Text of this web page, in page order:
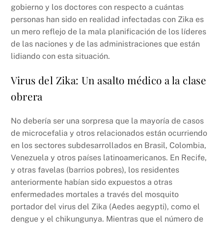
gobierno y los doctores con respecto a cuántas
personas han sido en realidad infectadas con Zika es
un mero reflejo de la mala planificación de los líderes
de las naciones y de las administraciones que están
lidiando con esta situación.
Virus del Zika: Un asalto médico a la clase
obrera
No debería ser una sorpresa que la mayoría de casos
de microcefalia y otros relacionados están ocurriendo
en los sectores subdesarrollados en Brasil, Colombia,
Venezuela y otros países latinoamericanos. En Recife,
y otras favelas (barrios pobres), los residentes
anteriormente habían sido expuestos a otras
enfermedades mortales a través del mosquito
portador del virus del Zika (Aedes aegypti), como el
dengue y el chikungunya. Mientras que el número de